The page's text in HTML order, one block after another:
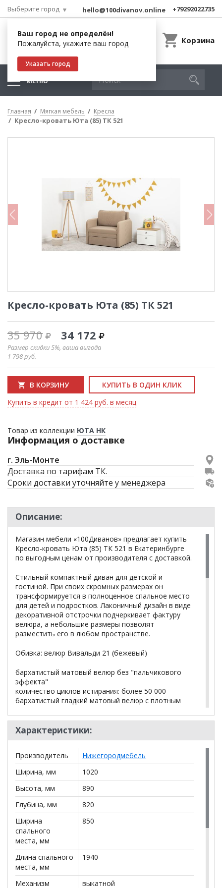
Выберите город
Ваш город не определён!
Пожалуйста, укажите ваш город
Указать город
hello@100divanov.online +79292022735
Корзина
МЕНЮ
Главная Мягкая мебель Кресла
Кресло-кровать Юта (85) ТК 521
Кресло-кровать Юта (85) ТК 521
35 970 34 172
Размер скидки 5%, ваша выгода
1 798руб.
В КОРЗИНУ
КУПИТЬ В ОДИН КЛИК
Купить в кредит от 1 424 руб. в месяц
Товар из коллекции ЮТА НК
Информация о доставке
г. Эль-Монте
Доставка по тарифам ТК.
Сроки доставки уточняйте у менеджера
Описание:
Магазин мебели «100Диванов» предлагает купить
Кресло-кровать Юта (85) ТК 521 в Екатеринбурге
по выгодным ценам от производителя с доставкой.
Стильный компактный диван для детской и
гостиной. При своих скромных размерах он
трансформируется в полноценное спальное место
для детей и подростков. Лаконичный дизайн в виде
декоративной отстрочки подчеркивает фактуру
велюра, а небольшие размеры позволят
разместить его в любом пространстве.
Обивка: велюр Вивальди 21 (бежевый)
бархатистый матовый велюр без "пальчикового
эффекта"
количество циклов истирания: более 50 000
бархатистый гладкий матовый велюр с плотным
высокая износостойкость
сухая чистка
без «пальчикового эффекта»
Габариты
высота посадки (мм): 440
глубина сиденья (мм): 470
высота спинки (мм): 410
высота подлокотника от сиденья (мм): 210
максимально допустимая нагрузка: на одно
посадочное место 80 кг; на одно лежачее 100 кг
Характеристики:
Производитель
Нижегородмебель
Ширина, мм
1020
Высота, мм
890
Глубина, мм
820
Ширина
спального
места, мм
850
Длина спального
места, мм
1940
Механизм
выкатной